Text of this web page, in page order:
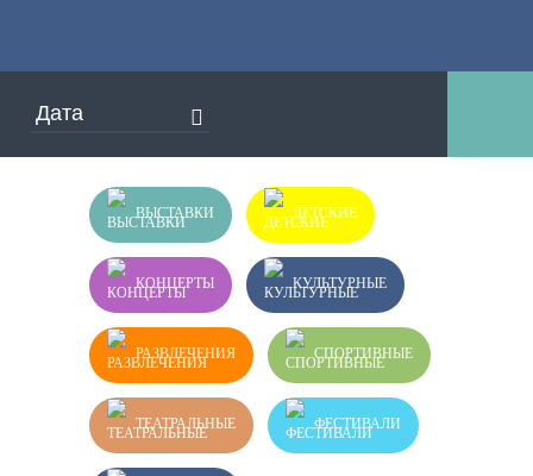
ВЫСТАВКИ ДЕТСКИЕ
КОНЦЕРТЫ КУЛЬТУРНЫЕ
РАЗВЛЕЧЕНИЯ СПОРТИВНЫЕ
ТЕАТРАЛЬНЫЕ ФЕСТИВАЛИ